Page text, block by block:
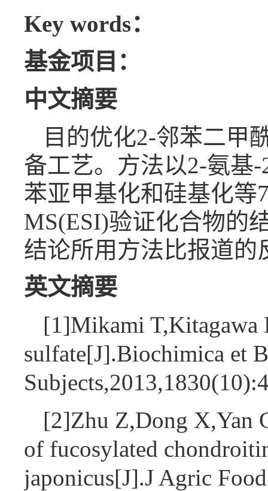
Key words：
基金项目：
中文摘要
目的优化2-邻苯二甲
备工艺。方法以2-氨基
苯亚甲基化和硅基化等
MS(ESI)验证化合物的
结论所用方法比报道的
英文摘要
[1]Mikami T,Kitagawa
sulfate[J].Biochimica et
[2]Zhu Z,Dong X,Yan
of fucosylated
japonicus[J].J Agric